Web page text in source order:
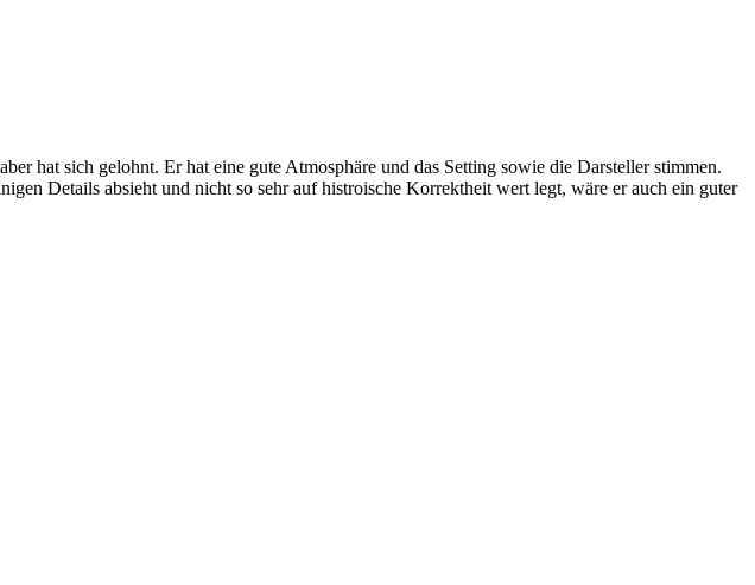
hat sich gelohnt. Er hat eine gute Atmosphäre und das Setting sowie die Darsteller stimmen.
Details absieht und nicht so sehr auf histroische Korrektheit wert legt, wäre er auch ein guter